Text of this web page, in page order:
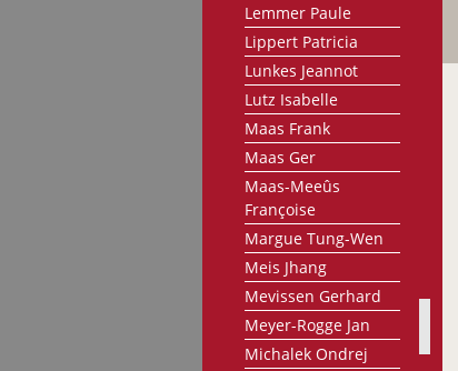
Lemmer Paule
Lippert Patricia
Lunkes Jeannot
Lutz Isabelle
Maas Frank
Maas Ger
Maas-Meeûs
Françoise
Margue Tung-Wen
Meis Jhang
Mevissen Gerhard
Meyer-Rogge Jan
Michalek Ondrej